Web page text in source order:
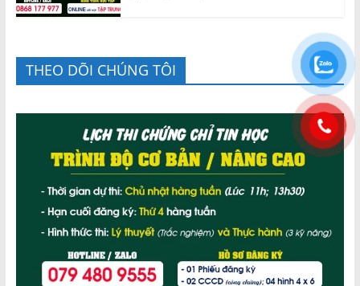
THEO DÕI CHÚNG TÔI